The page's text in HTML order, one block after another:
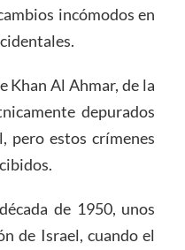
incómodos en
Khan Al Ahmar, de la
depurados
pero estos crímenes
de 1950, unos
de Israel, cuando el